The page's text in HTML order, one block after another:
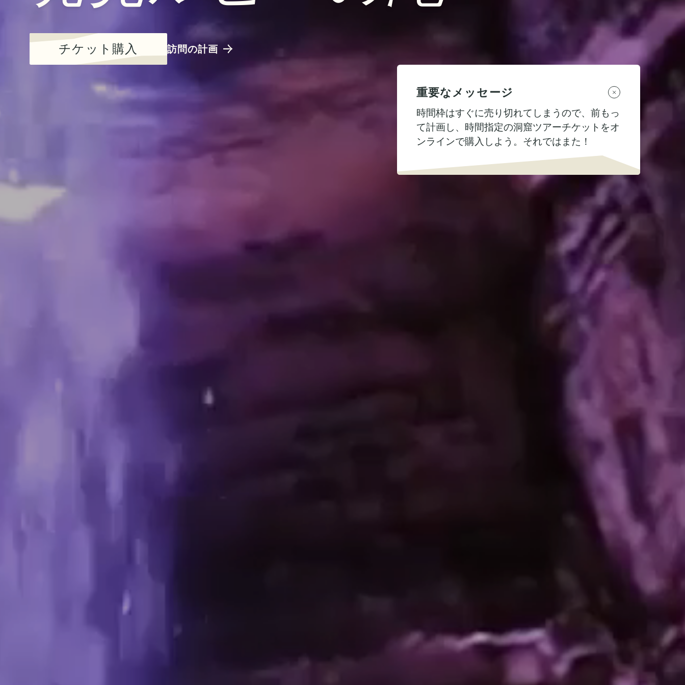
チケット購入 訪問の計画
重要なメッセージ
時間枠はすぐに売り切れてしまうので、前もっ
て計画し、時間指定の洞窟ツアーチケットをオ
ンラインで購入しよう。それではまた！